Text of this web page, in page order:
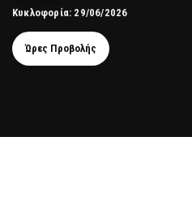
Κυκλοφορία: 29/06/2026
Ώρες Προβολής